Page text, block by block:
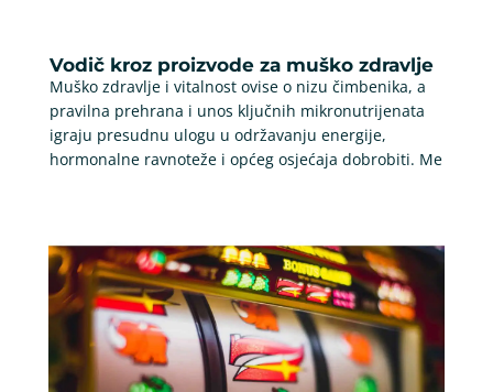
Vodič kroz proizvode za muško zdravlje
Muško zdravlje i vitalnost ovise o nizu čimbenika, a
pravilna prehrana i unos ključnih mikronutrijenata
igraju presudnu ulogu u održavanju energije,
hormonalne ravnoteže i općeg osjećaja dobrobiti. Me